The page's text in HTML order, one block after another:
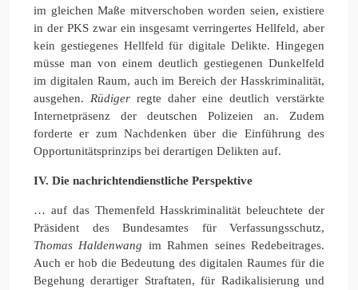
im gleichen Maße mitverschoben worden seien, existiere
in der PKS zwar ein insgesamt verringertes Hellfeld, aber
kein gestiegenes Hellfeld für digitale Delikte. Hingegen
müsse man von einem deutlich gestiegenen Dunkelfeld
im digitalen Raum, auch im Bereich der Hasskriminalität,
ausgehen. Rüdiger regte daher eine deutlich verstärkte
Internetpräsenz der deutschen Polizeien an. Zudem
forderte er zum Nachdenken über die Einführung des
Opportunitätsprinzips bei derartigen Delikten auf.
IV. Die nachrichtendienstliche Perspektive
… auf das Themenfeld Hasskriminalität beleuchtete der
Präsident des Bundesamtes für Verfassungsschutz,
Thomas Haldenwang im Rahmen seines Redebeitrages.
Auch er hob die Bedeutung des digitalen Raumes für die
Begehung derartiger Straftaten, für Radikalisierung und